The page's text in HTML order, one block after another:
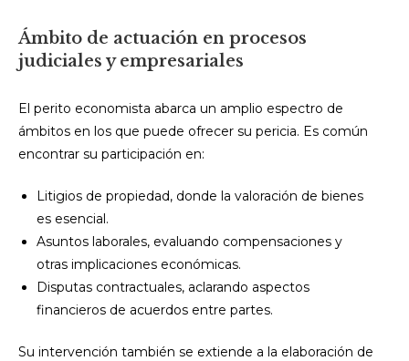
Ámbito de actuación en procesos
judiciales y empresariales
El perito economista abarca un amplio espectro de
ámbitos en los que puede ofrecer su pericia. Es común
encontrar su participación en:
Litigios de propiedad, donde la valoración de bienes
es esencial.
Asuntos laborales, evaluando compensaciones y
otras implicaciones económicas.
Disputas contractuales, aclarando aspectos
financieros de acuerdos entre partes.
Su intervención también se extiende a la elaboración de